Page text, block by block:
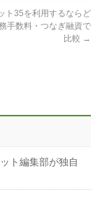
ト35を利用するならど
手数料・つなぎ融資で
比較 →
ト編集部が独自